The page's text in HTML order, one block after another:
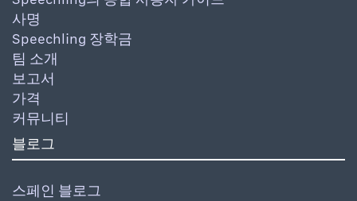
사명
Speechling 장학금
팀 소개
보고서
가격
커뮤니티
블로그
스페인 블로그